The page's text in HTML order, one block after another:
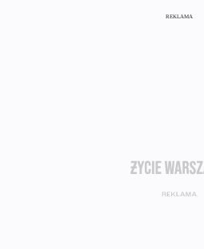
REKLAMA